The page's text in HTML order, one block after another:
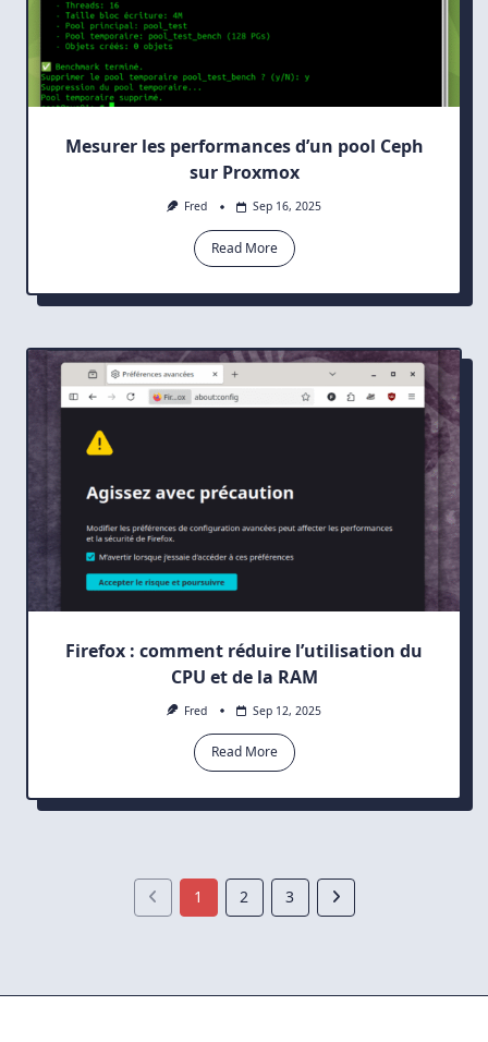
Mesurer les performances d’un pool Ceph
sur Proxmox
Fred Sep 16, 2025
Read More
Firefox : comment réduire l’utilisation du
CPU et de la RAM
Fred Sep 12, 2025
Read More
1 2 3